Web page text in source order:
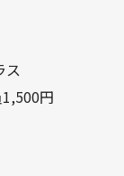
ス
円